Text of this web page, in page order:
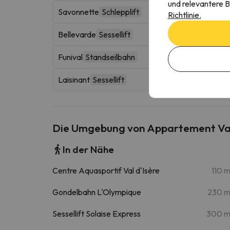
Savonnette Schlepplift
Bellevarde Sessellift
Funival Standseilbahn
Laisinant Sessellift
Die Umgebung von Appartement
In der Nähe
Centre Aquasportif Val d'Isère 110 m
Gondelbahn L'Olympique 230 m
Sessellift Solaise Express 300 m
und relevantere
Richtlinie.